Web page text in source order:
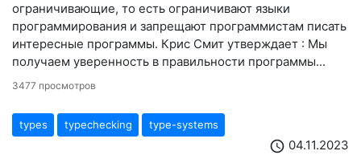
ограничивающие, то есть ограничивают языки
программирования и запрещают программистам писать
интересные программы. Крис Смит утверждает : Мы
получаем уверенность в правильности программы...
3477 просмотров
types typechecking type-systems
schedule 04.11.2023